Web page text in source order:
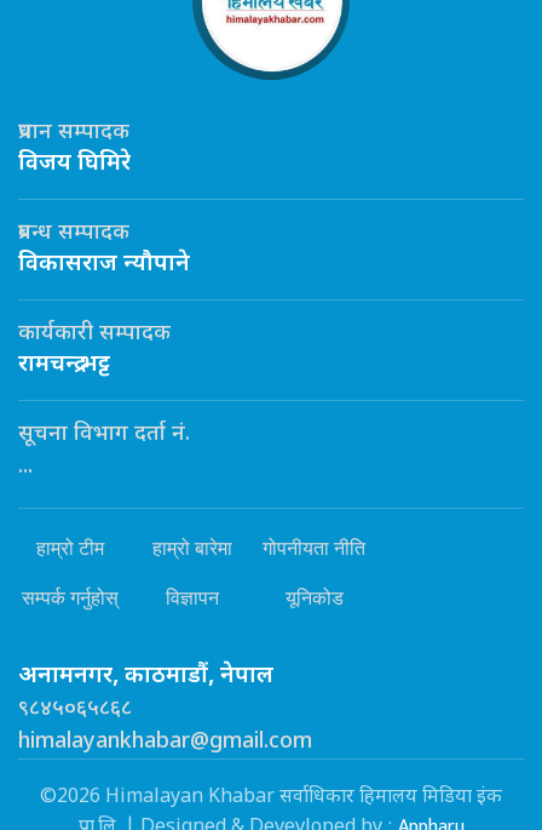
प्रधान सम्पादक
विजय घिमिरे
प्रबन्ध सम्पादक
विकासराज न्यौपाने
कार्यकारी सम्पादक
रामचन्द्र भट्ट
सूचना विभाग दर्ता नं.
...
हाम्रो टीम हाम्रो बारेमा गोपनीयता नीति
सम्पर्क गर्नुहोस् विज्ञापन यूनिकोड
अनामनगर, काठमाडौं, नेपाल
९८४५०६५८६८
himalayankhabar@gmail.com
©2026 Himalayan Khabar सर्वाधिकार हिमालय मिडिया इंक